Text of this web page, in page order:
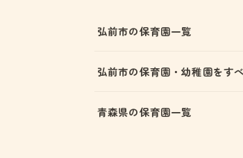
弘前市の保育園一覧
弘前市の保育園・幼稚園をす
青森県の保育園一覧